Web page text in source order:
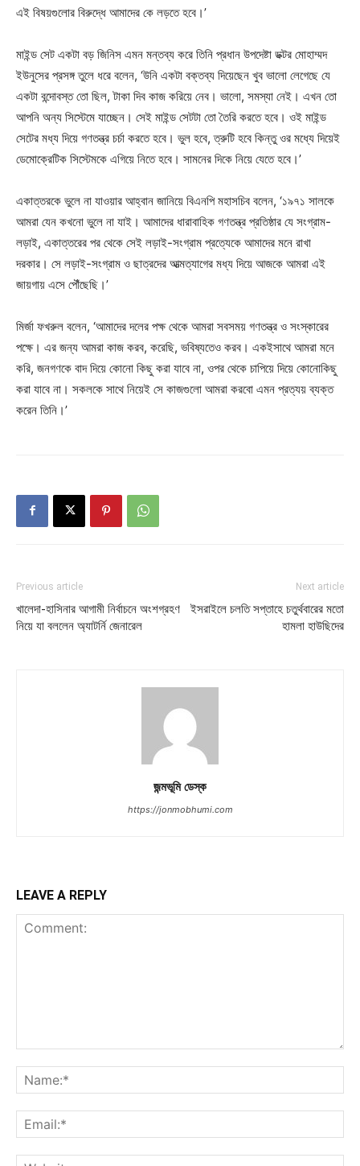
এই বিষয়গুলোর বিরুদ্ধে আমাদের কে লড়তে হবে।’
মাইন্ড সেট একটা বড় জিনিস এমন মন্তব্য করে তিনি প্রধান উপদেষ্টা ডক্টর মোহাম্মদ
ইউনুসের প্রসঙ্গ তুলে ধরে বলেন, ‘উনি একটা বক্তব্য দিয়েছেন খুব ভালো লেগেছে যে
একটা বন্দোবস্ত তো ছিল, টাকা দিব কাজ করিয়ে নেব। ভালো, সমস্যা নেই। এখন তো
আপনি অন্য সিস্টেমে যাচ্ছেন। সেই মাইন্ড সেটটা তো তৈরি করতে হবে। ওই মাইন্ড
সেটের মধ্য দিয়ে গণতন্ত্র চর্চা করতে হবে। ভুল হবে, ত্রুটি হবে কিন্তু ওর মধ্যে দিয়েই
ডেমোক্রেটিক সিস্টেমকে এগিয়ে নিতে হবে। সামনের দিকে নিয়ে যেতে হবে।’
একাত্তরকে ভুলে না যাওয়ার আহ্বান জানিয়ে বিএনপি মহাসচিব বলেন, ‘১৯৭১ সালকে
আমরা যেন কখনো ভুলে না যাই। আমাদের ধারাবাহিক গণতন্ত্র প্রতিষ্ঠার যে সংগ্রাম-
লড়াই, একাত্তরের পর থেকে সেই লড়াই-সংগ্রাম প্রত্যেকে আমাদের মনে রাখা
দরকার। সে লড়াই-সংগ্রাম ও ছাত্রদের আত্মত্যাগের মধ্য দিয়ে আজকে আমরা এই
জায়গায় এসে পৌঁছেছি।’
মির্জা ফখরুল বলেন, ‘আমাদের দলের পক্ষ থেকে আমরা সবসময় গণতন্ত্র ও সংস্কারের
পক্ষে। এর জন্য আমরা কাজ করব, করেছি, ভবিষ্যতেও করব। একইসাথে আমরা মনে
করি, জনগণকে বাদ দিয়ে কোনো কিছু করা যাবে না, ওপর থেকে চাপিয়ে দিয়ে কোনোকিছু
করা যাবে না। সকলকে সাথে নিয়েই সে কাজগুলো আমরা করবো এমন প্রত্যয় ব্যক্ত
করেন তিনি।’
Previous article
খালেদা-হাসিনার আগামী নির্বাচনে অংশগ্রহণ
নিয়ে যা বললেন অ্যাটর্নি জেনারেল
Next article
ইসরাইলে চলতি সপ্তাহে চতুর্থবারের মতো
হামলা হাউছিদের
জন্মভূমি ডেস্ক
https://jonmobhumi.com
LEAVE A REPLY